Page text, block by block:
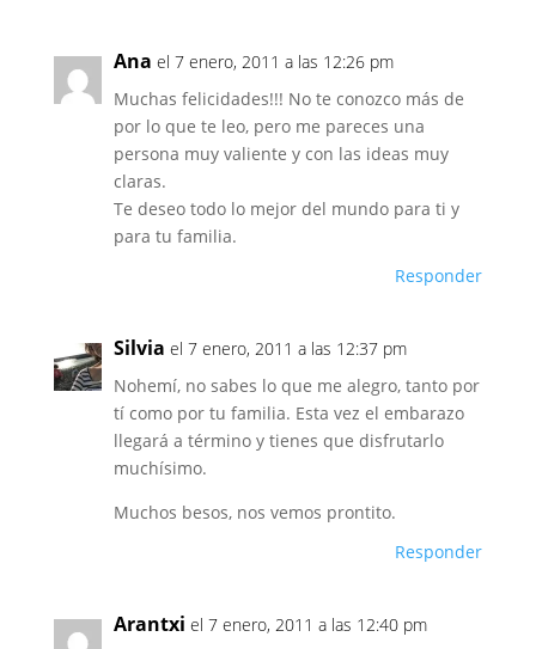
Ana el 7 enero, 2011 a las 12:26 pm
Muchas felicidades!!! No te conozco más de
por lo que te leo, pero me pareces una
persona muy valiente y con las ideas muy
claras.
Te deseo todo lo mejor del mundo para ti y
para tu familia.
Responder
Silvia el 7 enero, 2011 a las 12:37 pm
Nohemí, no sabes lo que me alegro, tanto por
tí como por tu familia. Esta vez el embarazo
llegará a término y tienes que disfrutarlo
muchísimo.
Muchos besos, nos vemos prontito.
Responder
Arantxi el 7 enero, 2011 a las 12:40 pm